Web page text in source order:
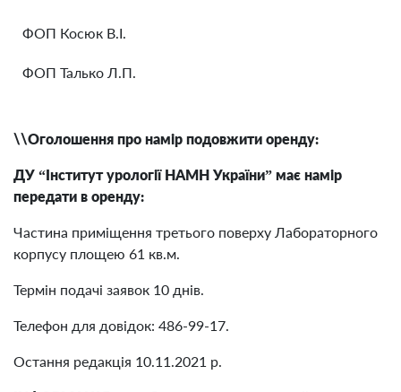
ФОП Косюк В.І.
ФОП Талько Л.П.
\\Оголошення про намір подовжити оренду:
ДУ “Інститут урології НАМН України” має намір
передати в оренду:
Частина приміщення третього поверху Лабораторного
корпусу площею 61 кв.м.
Термін подачі заявок 10 днів.
Телефон для довідок: 486-99-17.
Остання редакція 10.11.2021 р.